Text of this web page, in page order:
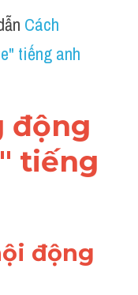
Cách
tiếng anh
động
tiếng
động